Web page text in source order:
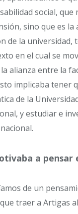
social, que
sino que es la
de la universidad,
en el cual se
alianza entre la
implicaba tener
de la
y estudiar e
a pensar
de un
traer a Artigas